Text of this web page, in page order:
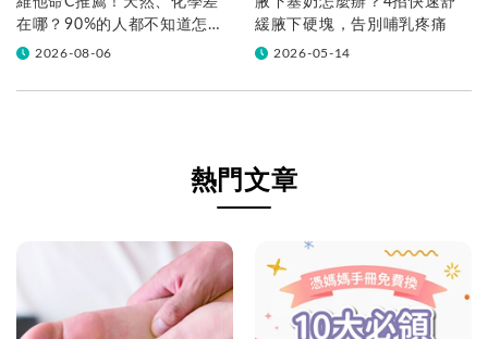
在哪？90%的人都不知道怎麼
挑！帶你一次看
2026-08-06
緩腋下硬塊，告別哺乳疼痛
2026-05-14
熱門文章